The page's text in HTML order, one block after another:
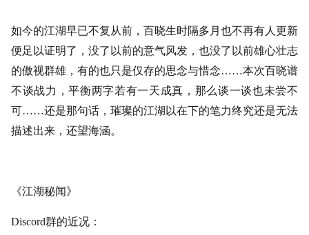
如今的江湖早已不复从前，百晓生时隔多月也不再有人更新
便足以证明了，没了以前的意气风发，也没了以前雄心壮志
的傲视群雄，有的也只是仅存的思念与惜念……本次百晓谱
不谈战力，平衡两字若有一天成真，那么谈一谈也未尝不
可……还是那句话，璀璨的江湖以在下的笔力终究还是无法
描述出来，还望海涵。
《江湖秘闻》
Discord群的近况：